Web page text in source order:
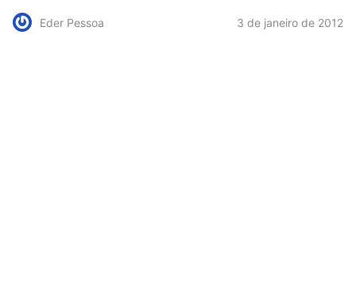
Eder Pessoa 3 de janeiro de 2012